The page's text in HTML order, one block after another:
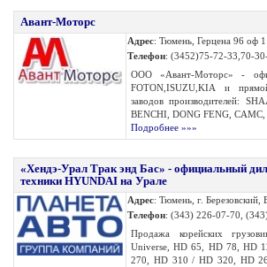
Авант-Моторс
Адрес: Тюмень, Герцена 96 оф
Телефон: (3452)75-72-33,70-
ООО «Авант-Моторс» -
FOTON,ISUZU,KIA и
заводов производителей:
BENCHI, DONG FENG, CAMC,
Подробнее »»»
«Хендэ-Урал Трак энд Бас» - официальный
техники HYUNDAI на Урале
Адрес: Тюмень, г. Березовский,
Телефон: (343) 226-07-70,
Продажа корейских
Universe, HD 65, HD 78, HD
270, HD 310 / HD 320, HD